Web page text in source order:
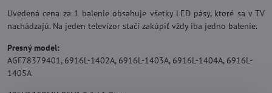
Uvedená cena za 1 balenie obsahuje všetky LED pásy, ktoré sa v TV
nachádzajú. Na jeden televízor stačí zakúpiť vždy iba jedno balenie.
Presný model:
AGF78379401, 6916L-1402A, 6916L-1403A, 6916L-1404A, 6916L-
1405A